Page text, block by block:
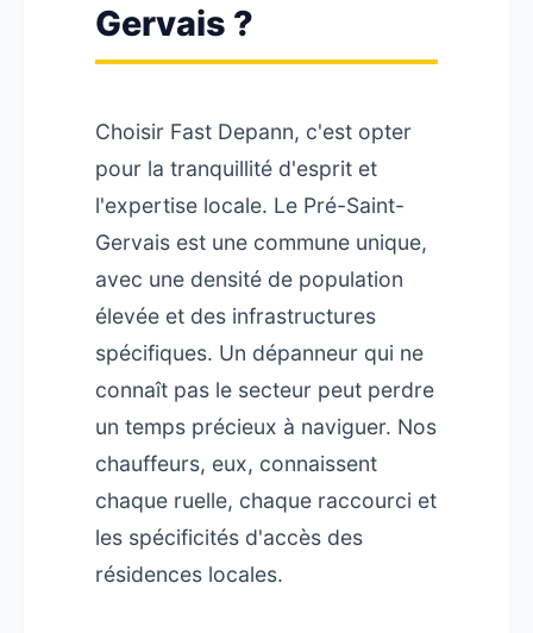
Gervais ?
Choisir Fast Depann, c'est opter
pour la tranquillité d'esprit et
l'expertise locale. Le Pré-Saint-
Gervais est une commune unique,
avec une densité de population
élevée et des infrastructures
spécifiques. Un dépanneur qui ne
connaît pas le secteur peut perdre
un temps précieux à naviguer. Nos
chauffeurs, eux, connaissent
chaque ruelle, chaque raccourci et
les spécificités d'accès des
résidences locales.